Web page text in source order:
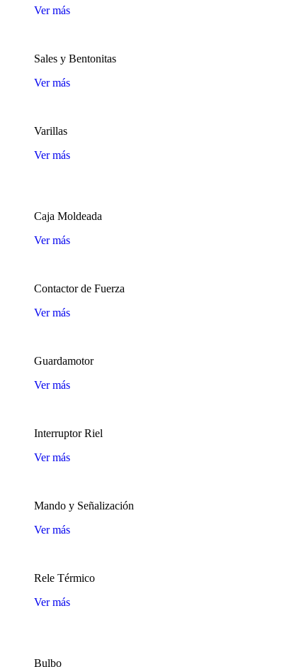
Ver más
Sales y Bentonitas
Ver más
Varillas
Ver más
Caja Moldeada
Ver más
Contactor de Fuerza
Ver más
Guardamotor
Ver más
Interruptor Riel
Ver más
Mando y Señalización
Ver más
Rele Térmico
Ver más
Bulbo